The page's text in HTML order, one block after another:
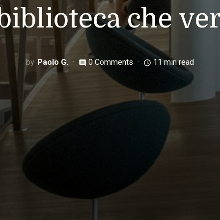
che
Paolo G. comment 0 Comments access_time 11 min read